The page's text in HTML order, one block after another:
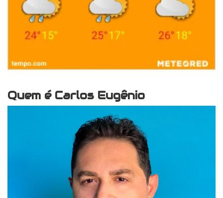
Quem é Carlos Eugênio